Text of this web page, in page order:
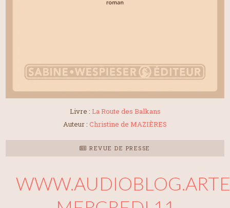
Livre : La Route des Balkans
Auteur : Christine de MAZIÈRES
REVUE DE PRESSE